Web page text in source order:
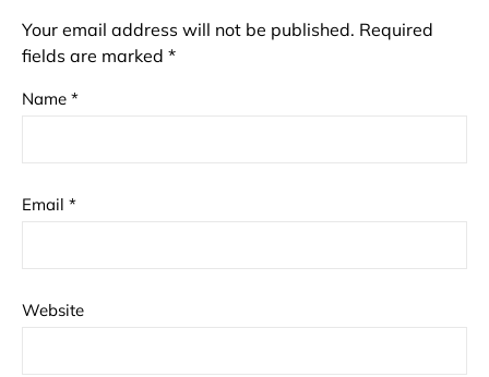
Your email address will not be published. Required
fields are marked *
Name *
Email *
Website